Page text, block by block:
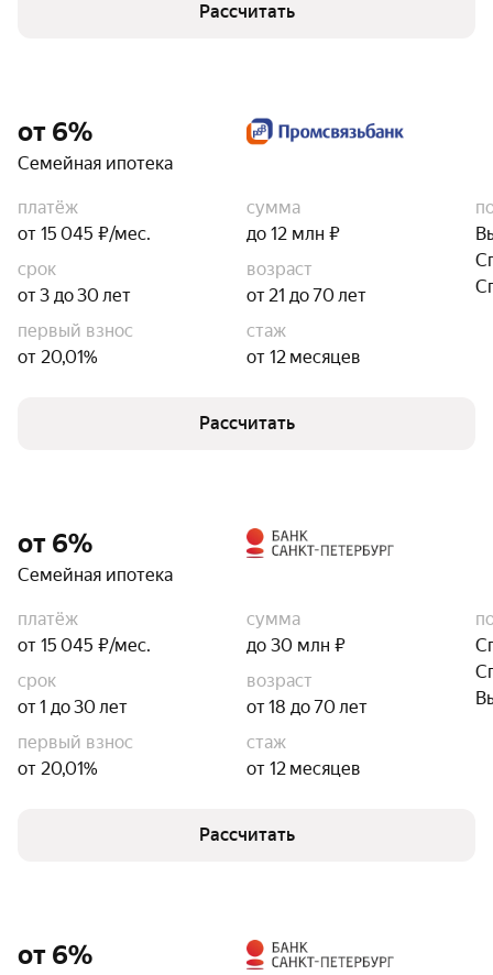
Рассчитать
от 6%
Семейная ипотека
платёж
от 15 045 ₽/мес.
сумма
до 12 млн ₽
срок
от 3 до 30 лет
возраст
от 21 до 70 лет
первый взнос
от 20,01%
стаж
от 12 месяцев
Рассчитать
от 6%
Семейная ипотека
платёж
от 15 045 ₽/мес.
сумма
до 30 млн ₽
срок
от 1 до 30 лет
возраст
от 18 до 70 лет
первый взнос
от 20,01%
стаж
от 12 месяцев
Рассчитать
от 6%